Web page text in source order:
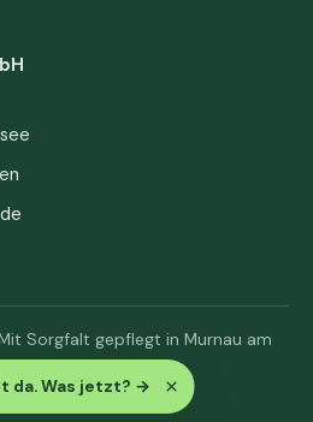
da. Was jetzt? → ×
Sorgfalt gepflegt in Murnau am
& AGB